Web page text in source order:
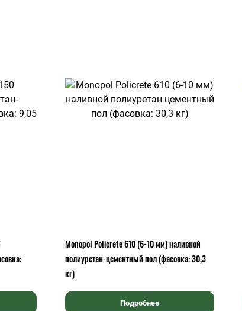
Monopol Policrete 610 (6-10 мм) наливной
полиуретан-цементный пол (фасовка: 30,3
кг)
Подробнее